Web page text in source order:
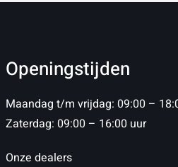
Openingstijden
Maandag t/m vrijdag: 09:00 –
Zaterdag: 09:00 – 16:00 uur
Onze dealers